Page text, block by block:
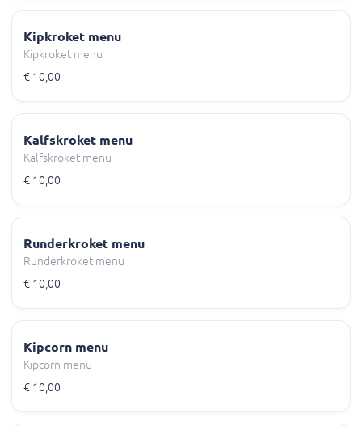
Kipkroket menu
Kipkroket menu
€ 10,00
Kalfskroket menu
Kalfskroket menu
€ 10,00
Runderkroket menu
Runderkroket menu
€ 10,00
Kipcorn menu
Kipcorn menu
€ 10,00